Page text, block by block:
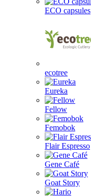
ECO capsules
ecotree
Eureka
Fellow
Femobok
Flair Espresso
Gene Café
Goat Story